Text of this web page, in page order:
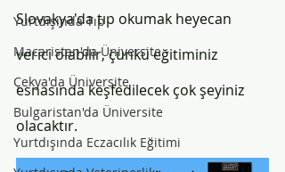
Yurtdışında Tıp
Macaristan'da Üniversite
Çekya'da Üniversite
Bulgaristan'da Üniversite
Yurtdışında Eczacılık Eğitimi
Slovakya'da tıp okumak heyecan
verici olabilir, çünkü eğitiminiz
esnasında keşfedilecek çok şeyiniz
olacaktır.